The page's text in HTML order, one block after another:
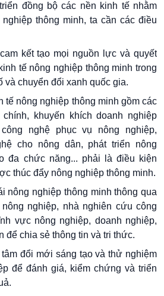
đồng bộ các nền kinh tế nhằm
thông minh, ta cần các điều
kết tạo mọi nguồn lực và quyết
tế nông nghiệp thông minh trong
và chuyển đổi xanh quốc gia.
tế nông nghiệp thông minh gồm các
khuyến khích doanh nghiệp
nghệ phục vụ nông nghiệp,
cho nông dân, phát triển nông
đa chức năng... phải là điều kiện
thúc đẩy nông nghiệp thông minh.
nông nghiệp thông minh thông qua
nghiệp, nhà nghiên cứu công
vực nông nghiệp, doanh nghiệp,
để chia sẻ thông tin và tri thức.
đổi mới sáng tạo và thử nghiệm
để đánh giá, kiểm chứng và triển